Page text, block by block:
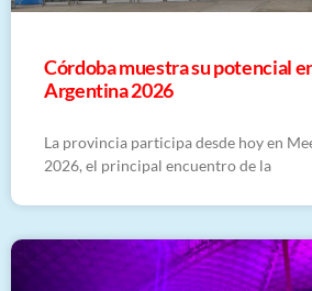
Córdoba muestra su potencial
Argentina 2026
La provincia participa desde hoy en
2026, el principal encuentro de la